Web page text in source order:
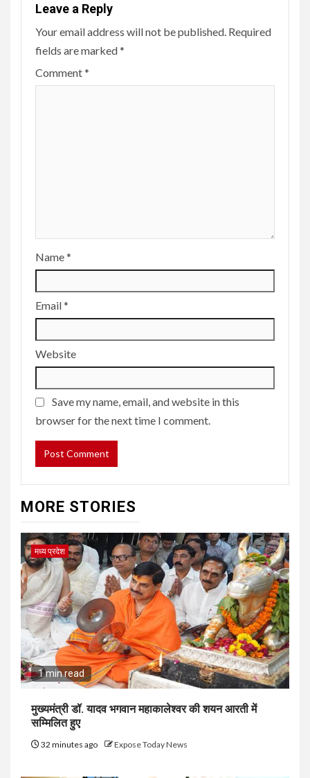
Leave a Reply
Your email address will not be published. Required
fields are marked*
Comment*
Name*
Email*
Website
Save my name, email, and website in this
browser for the next time I comment.
MORE STORIES
मध्य प्रदेश
1 min read
मुख्यमंत्री डॉ. यादव भगवान महाकालेश्‍वर की शयन आरती में
सम्मिलित हुए
32 minutes ago Expose Today News